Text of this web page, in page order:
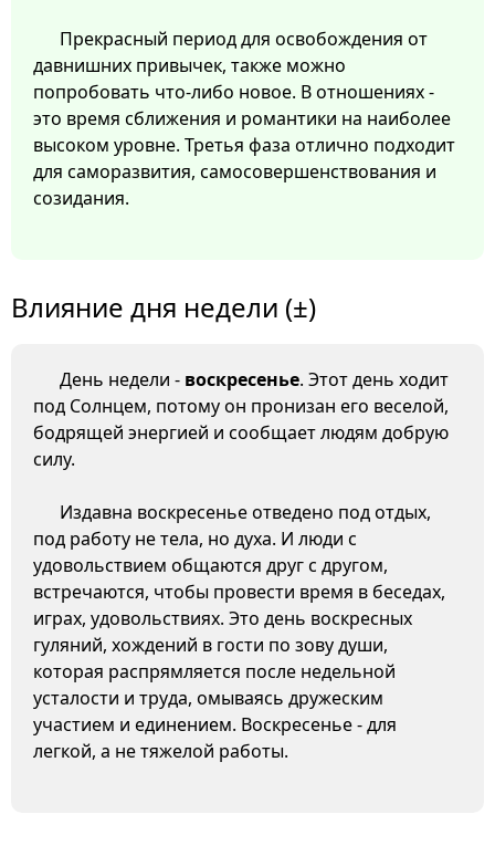
Прекрасный период для освобождения от
давнишних привычек, также можно
попробовать что-либо новое. В отношениях -
это время сближения и романтики на наиболее
высоком уровне. Третья фаза отлично подходит
для саморазвития, самосовершенствования и
созидания.
Влияние дня недели (±)
День недели - воскресенье. Этот день ходит
под Солнцем, потому он пронизан его веселой,
бодрящей энергией и сообщает людям добрую
силу.
Издавна воскресенье отведено под отдых,
под работу не тела, но духа. И люди с
удовольствием общаются друг с другом,
встречаются, чтобы провести время в беседах,
играх, удовольствиях. Это день воскресных
гуляний, хождений в гости по зову души,
которая распрямляется после недельной
усталости и труда, омываясь дружеским
участием и единением. Воскресенье - для
легкой, а не тяжелой работы.